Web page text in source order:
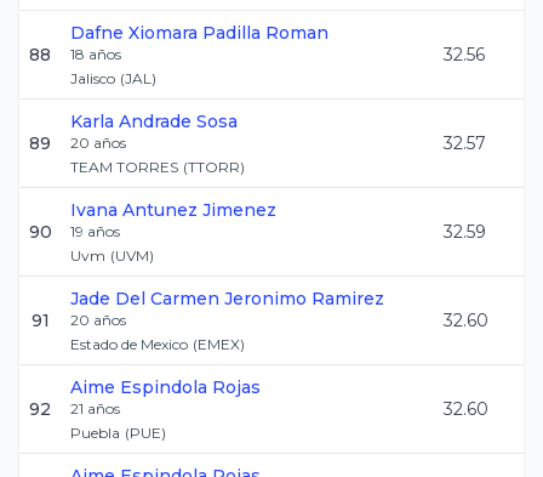
88
Dafne Xiomara Padilla Roman
18 años
Jalisco (JAL)
32.56
89
Karla Andrade Sosa
20 años
TEAM TORRES (TTORR)
32.57
90
Ivana Antunez Jimenez
19 años
Uvm (UVM)
32.59
91
Jade Del Carmen Jeronimo Ramirez
20 años
Estado de Mexico (EMEX)
32.60
92
Aime Espindola Rojas
21 años
Puebla (PUE)
32.60